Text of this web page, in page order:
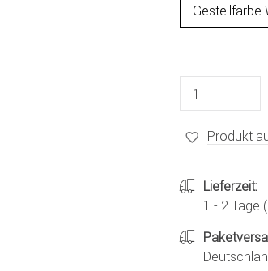
Produkt
Lieferzeit:
1 - 2 Tage